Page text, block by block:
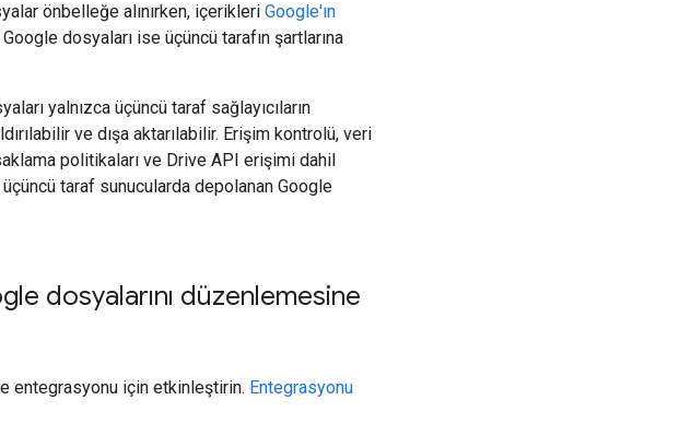
önbelleğe alınırken, içerikleri Google'ın
dosyaları ise üçüncü tarafın şartlarına
yalnızca üçüncü taraf sağlayıcıların
ve dışa aktarılabilir. Erişim kontrolü, veri
politikaları ve Drive API erişimi dahil
taraf sunucularda depolanan Google
dosyalarını düzenlemesine
entegrasyonu için etkinleştirin. Entegrasyonu